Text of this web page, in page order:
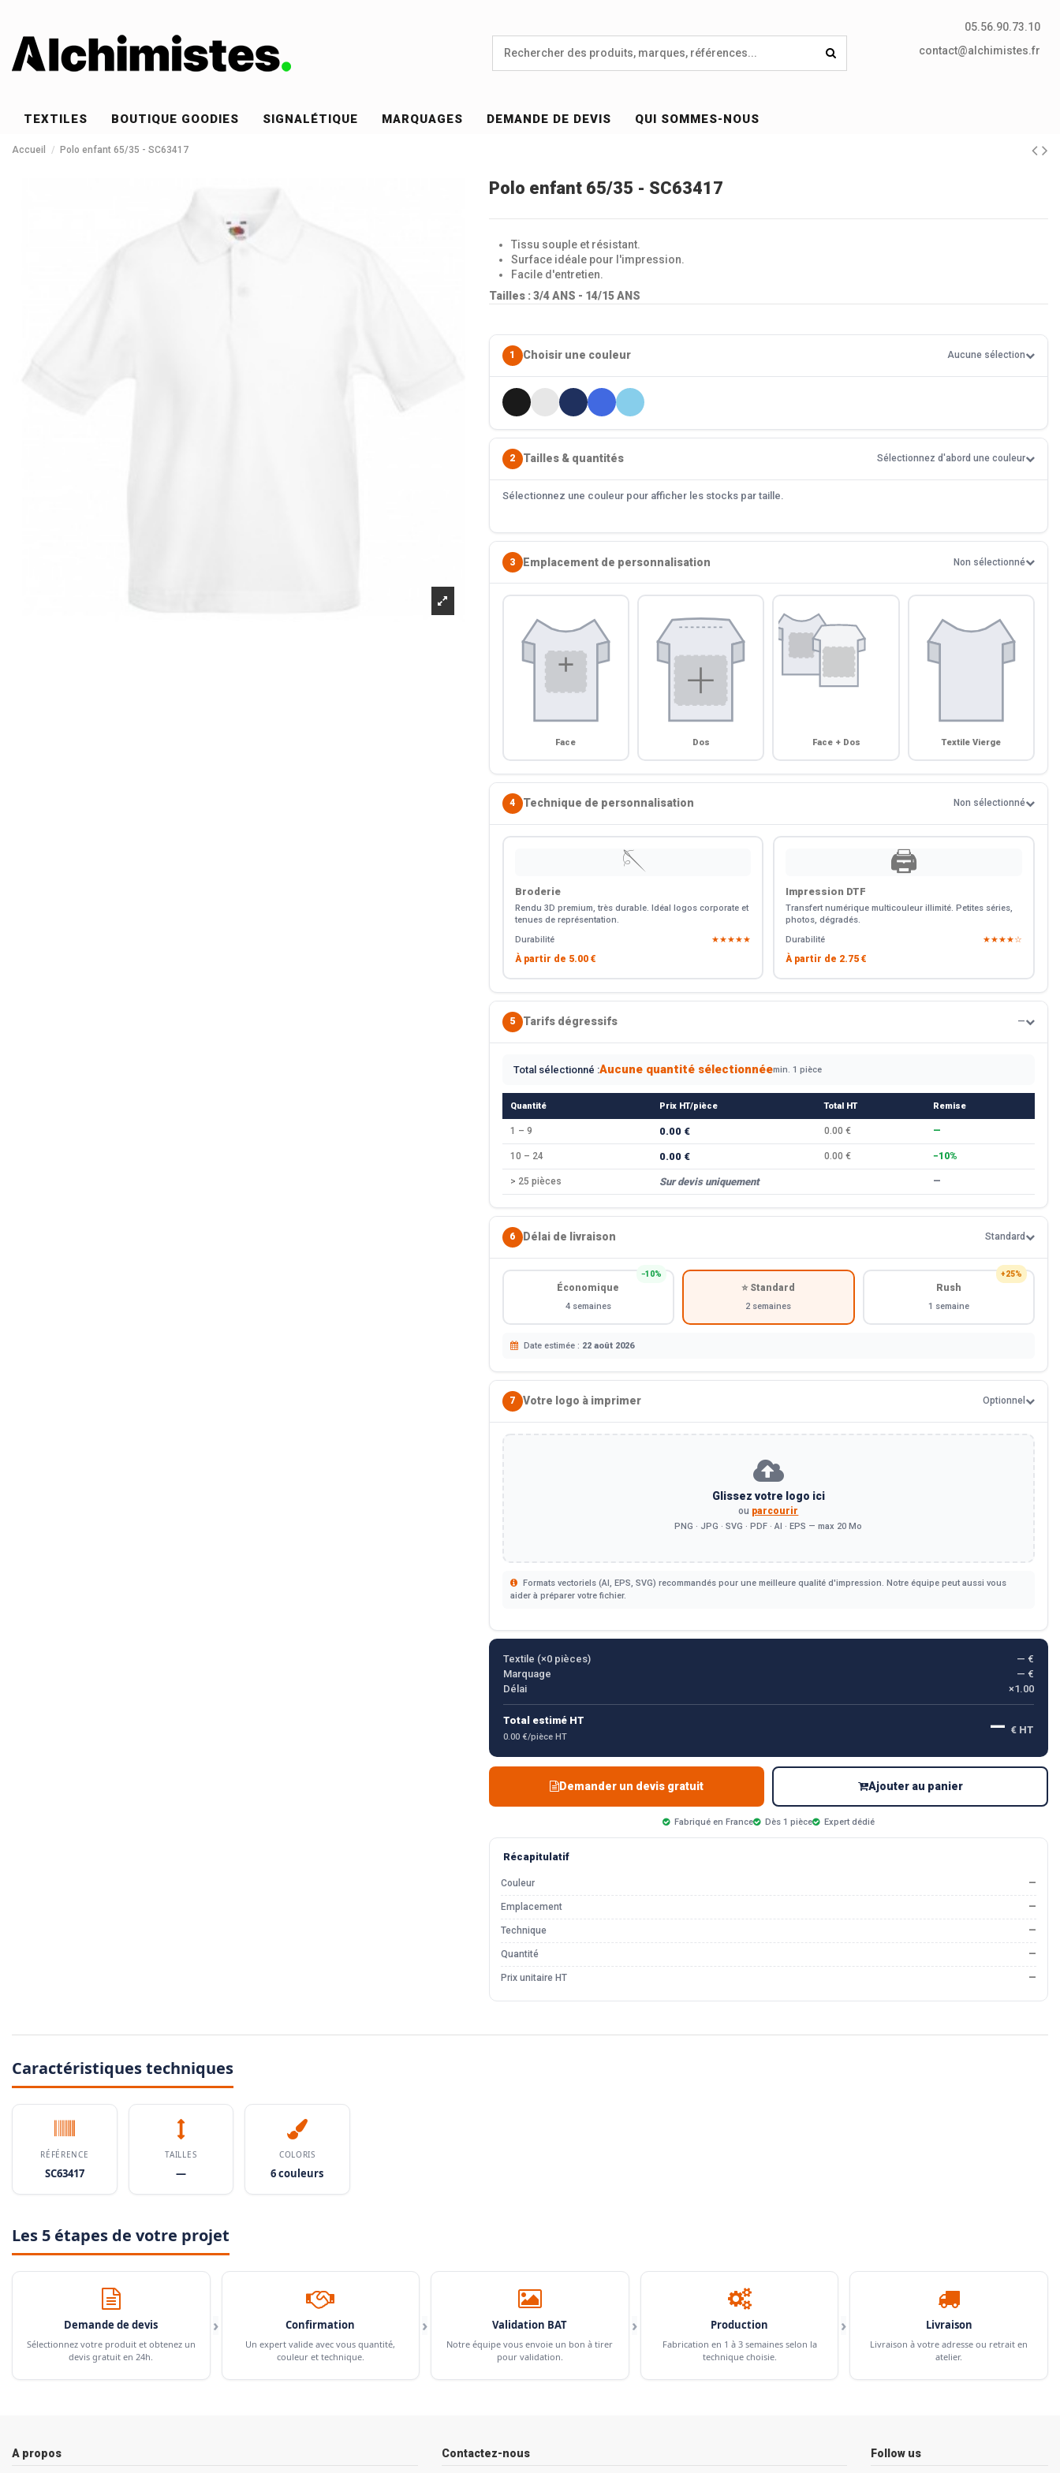
05.56.90.73.10
contact@alchimistes.fr
TEXTILES BOUTIQUE GOODIES SIGNALÉTIQUE MARQUAGES DEMANDE DE DEVIS QUI SOMMES-NOUS
Accueil Polo enfant 65/35 - SC63417
Polo enfant 65/35 - SC63417
Tissu souple et résistant.
Surface idéale pour l'impression.
Facile d'entretien.
Tailles : 3/4 ANS - 14/15 ANS
1 Choisir une couleur Aucune sélection
2 Tailles & quantités Sélectionnez d'abord une couleur
Sélectionnez une couleur pour afficher les stocks par taille.
3 Emplacement de personnalisation Non sélectionné
Face Dos Face + Dos Textile Vierge
4 Technique de personnalisation Non sélectionné
🪡
Broderie
Rendu 3D premium, très durable. Idéal logos corporate et
tenues de représentation.
Durabilité
★★★★★
À partir de 5.00 €
🖨️
Impression DTF
Transfert numérique multicouleur illimité. Petites séries,
photos, dégradés.
Durabilité
★★★★☆
À partir de 2.75 €
5 Tarifs dégressifs —
Total sélectionné :Aucune quantité sélectionnéemin. 1 pièce
Quantité Prix HT/pièce Total HT Remise
1 – 9 0.00 € 0.00 € —
10 – 24 0.00 € 0.00 € −10%
> 25 pièces Sur devis uniquement —
6 Délai de livraison Standard
−10%
Économique
4 semaines
⭐ Standard
2 semaines
+25%
Rush
1 semaine
Date estimée : 22 août 2026
7 Votre logo à imprimer Optionnel
Glissez votre logo ici
ou parcourir
PNG · JPG · SVG · PDF · AI · EPS — max 20 Mo
Formats vectoriels (AI, EPS, SVG) recommandés pour une meilleure qualité d'impression. Notre équipe peut aussi vous
aider à préparer votre fichier.
Textile (×0pièces)
— €
Marquage
— €
Délai
×1.00
Total estimé HT
0.00 €/pièce HT — € HT
Demander un devis gratuit Ajouter au panier
Fabriqué en France Dès 1 pièce Expert dédié
Récapitulatif
Couleur —
Emplacement —
Technique —
Quantité —
Prix unitaire HT —
Caractéristiques techniques
RÉFÉRENCE
SC63417
TAILLES
—
COLORIS
6 couleurs
Les 5 étapes de votre projet
Demande de devis
Sélectionnez votre produit et obtenez un
devis gratuit en 24h.
› Confirmation
Un expert valide avec vous quantité,
couleur et technique.
› Validation BAT
Notre équipe vous envoie un bon à tirer
pour validation.
› Production
Fabrication en 1 à 3 semaines selon la
technique choisie.
› Livraison
Livraison à votre adresse ou retrait en
atelier.
A propos Contactez-nous Follow us